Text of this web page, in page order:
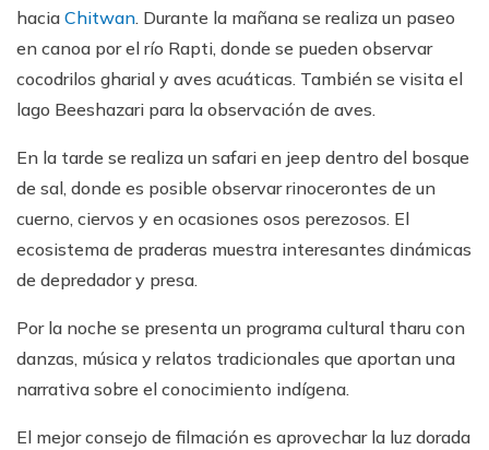
hacia Chitwan. Durante la mañana se realiza un paseo
en canoa por el río Rapti, donde se pueden observar
cocodrilos gharial y aves acuáticas. También se visita el
lago Beeshazari para la observación de aves.
En la tarde se realiza un safari en jeep dentro del bosque
de sal, donde es posible observar rinocerontes de un
cuerno, ciervos y en ocasiones osos perezosos. El
ecosistema de praderas muestra interesantes dinámicas
de depredador y presa.
Por la noche se presenta un programa cultural tharu con
danzas, música y relatos tradicionales que aportan una
narrativa sobre el conocimiento indígena.
El mejor consejo de filmación es aprovechar la luz dorada